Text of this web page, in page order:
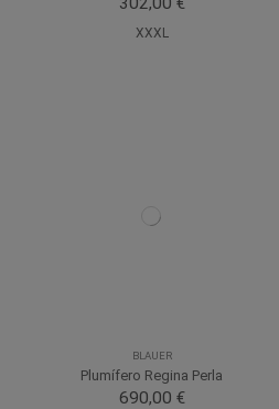
XXXL
BLAUER
Plumífero Regina Perla
690,00 €